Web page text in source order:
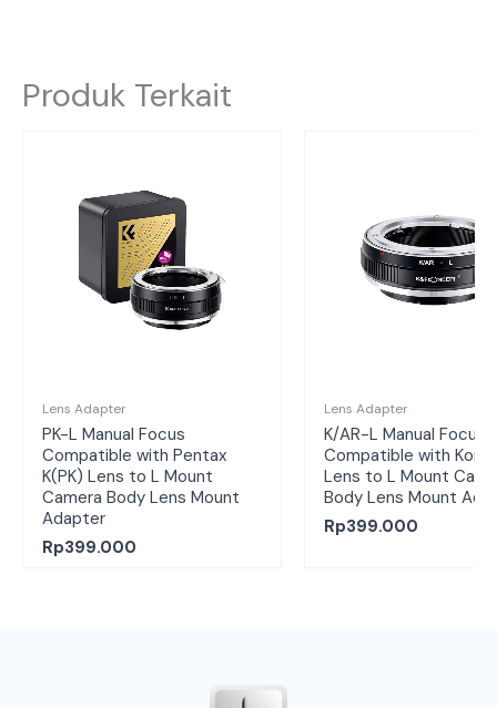
Produk Terkait
Lens Adapter
PK-L Manual Focus
Compatible with Pentax
K(PK) Lens to L Mount
Camera Body Lens Mount
Adapter
Rp399.000
Lens Adapter
K/AR-L Manual Focus
Compatible with
Lens to L Mount
Body Lens Mount
Rp399.000